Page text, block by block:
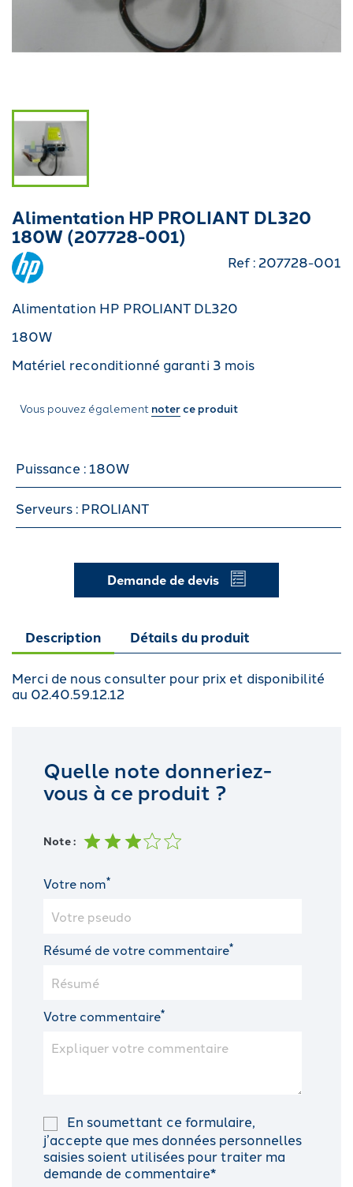
Alimentation HP PROLIANT DL320
180W (207728-001)
Ref : 207728-001
Alimentation HP PROLIANT DL320
180W
Matériel reconditionné garanti 3 mois
Vous pouvez également noterce produit
Puissance : 180W
Serveurs : PROLIANT
Demande de devis
Description Détails du produit
Merci de nous consulter pour prix et disponibilité
au 02.40.59.12.12
Quelle note donneriez-
vous à ce produit ?
Note :
Votre nom*
Résumé de votre commentaire*
Votre commentaire*
En soumettant ce formulaire,
j’accepte que mes données personnelles
saisies soient utilisées pour traiter ma
demande de commentaire*